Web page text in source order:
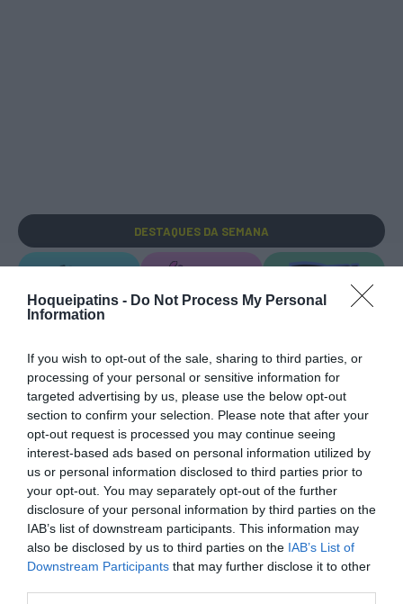
Hoqueipatins - Do Not Process My Personal
Information
If you wish to opt-out of the sale, sharing to third parties, or
processing of your personal or sensitive information for
targeted advertising by us, please use the below opt-out
section to confirm your selection. Please note that after your
opt-out request is processed you may continue seeing
interest-based ads based on personal information utilized by
us or personal information disclosed to third parties prior to
your opt-out. You may separately opt-out of the further
disclosure of your personal information by third parties on the
IAB’s list of downstream participants. This information may
also be disclosed by us to third parties on the IAB’s List of
Downstream Participants that may further disclose it to other
DESTAQUES DA SEMANA
EURO U17 MASC. EURO U17 FEM. TORNEIOS 3x3
TRANSFERÊNCIAS - ÉPOCA 2026/27